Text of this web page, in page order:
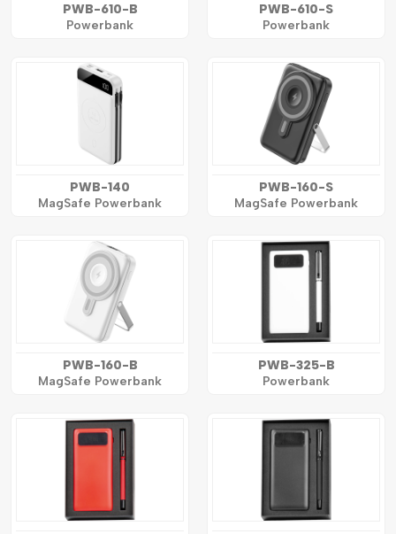
PWB-610-B
Powerbank
PWB-610-S
Powerbank
PWB-140
MagSafe Powerbank
PWB-160-S
MagSafe Powerbank
PWB-160-B
MagSafe Powerbank
PWB-325-B
Powerbank